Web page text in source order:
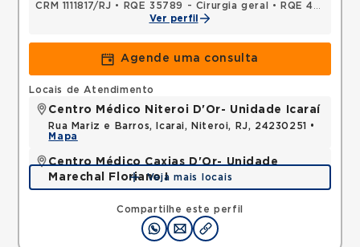
CRM 1111817/RJ • RQE 35789 - Cirurgia geral •
RQE 47416 - Coloproctologia
Ver perfil
Agende uma consulta
Compartilhe este perfil
Locais de Atendimento
Centro Médico Niteroi D'Or- Unidade Icaraí
Rua Mariz e Barros, Icarai, Niteroi, RJ, 24230251 •
Mapa
Centro Médico Caxias D'Or- Unidade
Marechal Floriano I
Avenida Perimetral Marechal Floriano, Jardim Vinte
e Cinco de Agosto, Duque de Caxias, RJ,
25075025 •Mapa
Veja mais locais